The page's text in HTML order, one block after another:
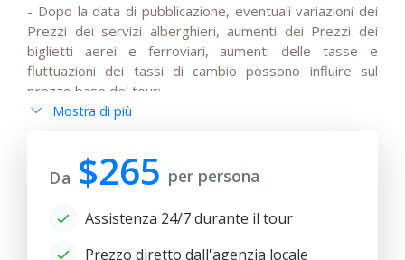
- Dopo la data di pubblicazione, eventuali variazioni dei
Prezzi dei servizi alberghieri, aumenti dei Prezzi dei
biglietti aerei e ferroviari, aumenti delle tasse e
fluttuazioni dei tassi di cambio possono influire sul
prezzo base del tour;
- Tutte le modifiche all'itinerario principale devono
partenza/arrivo dei voli internazionali e pre-confermate
dai turisti;
forza maggiore (condizioni meteorologiche durante il
Mostra di più
Da $265 per persona
Assistenza 24/7 durante il tour
Prezzo diretto dall'agenzia locale